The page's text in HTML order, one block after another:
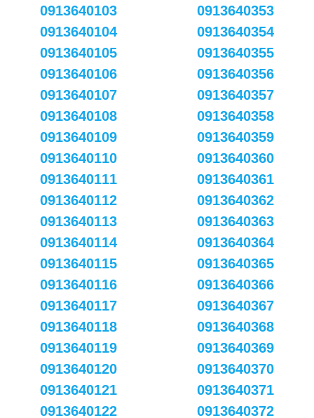
0913640103
0913640104
0913640105
0913640106
0913640107
0913640108
0913640109
0913640110
0913640111
0913640112
0913640113
0913640114
0913640115
0913640116
0913640117
0913640118
0913640119
0913640120
0913640121
0913640122
0913640353
0913640354
0913640355
0913640356
0913640357
0913640358
0913640359
0913640360
0913640361
0913640362
0913640363
0913640364
0913640365
0913640366
0913640367
0913640368
0913640369
0913640370
0913640371
0913640372